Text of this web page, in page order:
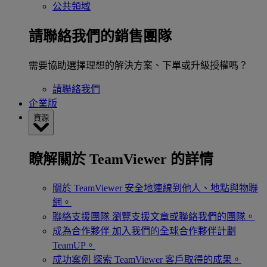
公共領域
請聯絡我們的銷售團隊
需要協助選擇理想的解決方案、下單或升級授權嗎？
請聯絡我們
企業版
資源
瞭解關於 TeamViewer 的詳情
關於 TeamViewer 安全地連線到他人、地點與物聯
網。
聯絡支援團隊 瀏覽支援文章或聯絡我們的團隊。
成為合作夥伴 加入我們的全球合作夥伴計劃
TeamUP。
成功案例 探索 TeamViewer 客戶取得的成果。